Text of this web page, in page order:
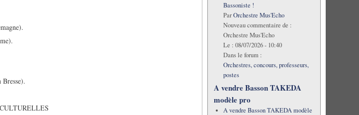
Bassoniste !
ParOrchestre Mus'Echo
Nouveau commentaire de :
Orchestre Mus'Echo
Le : 08/07/2026 - 10:40
Dans le forum :
Orchestres, concours, professeurs,
postes
A vendre Basson TAKEDA
modèle pro
A vendre Basson TAKEDA modèle